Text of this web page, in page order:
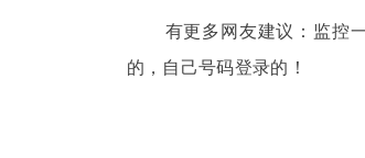
有更多网友建议：监控
的，自己号码登录的！